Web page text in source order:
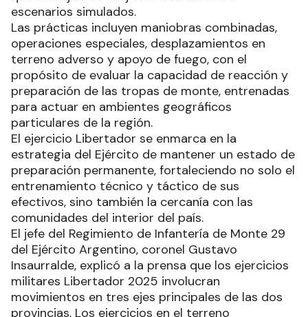
escenarios simulados.
Las prácticas incluyen maniobras combinadas,
operaciones especiales, desplazamientos en
terreno adverso y apoyo de fuego, con el
propósito de evaluar la capacidad de reacción y
preparación de las tropas de monte, entrenadas
para actuar en ambientes geográficos
particulares de la región.
El ejercicio Libertador se enmarca en la
estrategia del Ejército de mantener un estado de
preparación permanente, fortaleciendo no solo el
entrenamiento técnico y táctico de sus
efectivos, sino también la cercanía con las
comunidades del interior del país.
El jefe del Regimiento de Infantería de Monte 29
del Ejército Argentino, coronel Gustavo
Insaurralde, explicó a la prensa que los ejercicios
militares Libertador 2025 involucran
movimientos en tres ejes principales de las dos
provincias. Los ejercicios en el terreno